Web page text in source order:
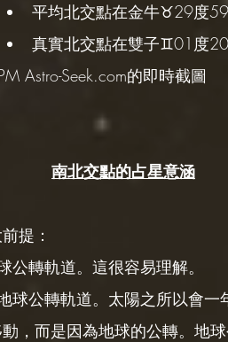
平均北交點在金牛♉️29度
真實北交點在雙子♊️01度
Astro-Seek.com的即時截圖
南北交點的占星意涵
提：
轉軌道。這很容易理解。
球公轉軌道。太陽之所以會
，而是因為地球的公轉。地